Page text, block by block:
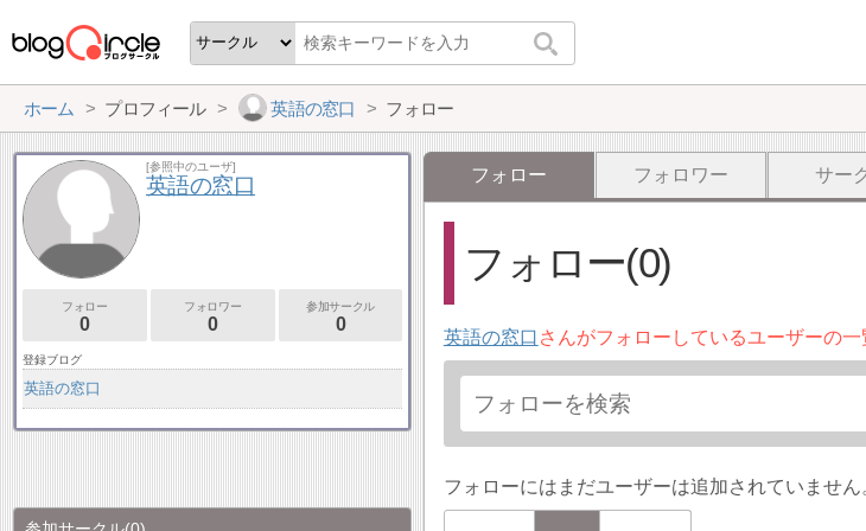
ホーム プロフィール 英語の窓口 フォロー
フォロー フォロワー サー
フォロー(0)
英語の窓口 さんがフォローしているユーザーの一
フォローにはまだユーザーは追加されていません
[参照中のユーザ]
英語の窓口
フォロー
0
フォロワー
0
参加サークル
0
登録ブログ
英語の窓口